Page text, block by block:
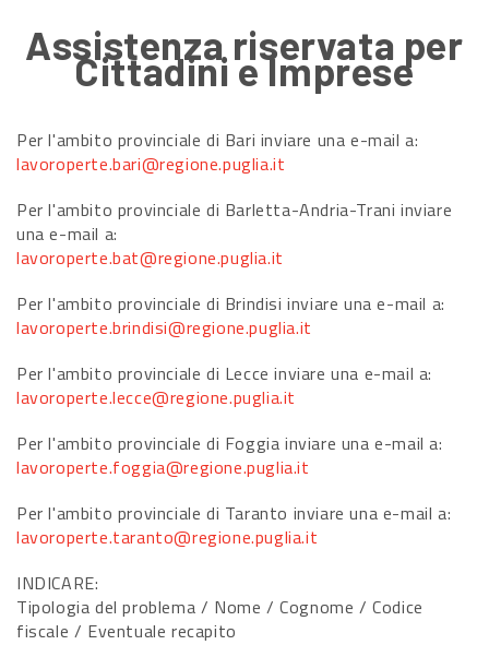
Assistenza riservata per
Cittadini e Imprese
Per l'ambito provinciale di Bari inviare una e-mail a:
lavoroperte.bari@regione.puglia.it
Per l'ambito provinciale di Barletta-Andria-Trani inviare
una e-mail a:
lavoroperte.bat@regione.puglia.it
Per l'ambito provinciale di Brindisi inviare una e-mail a:
lavoroperte.brindisi@regione.puglia.it
Per l'ambito provinciale di Lecce inviare una e-mail a:
lavoroperte.lecce@regione.puglia.it
Per l'ambito provinciale di Foggia inviare una e-mail a:
lavoroperte.foggia@regione.puglia.it
Per l'ambito provinciale di Taranto inviare una e-mail a:
lavoroperte.taranto@regione.puglia.it
INDICARE:
Tipologia del problema / Nome / Cognome / Codice
fiscale / Eventuale recapito